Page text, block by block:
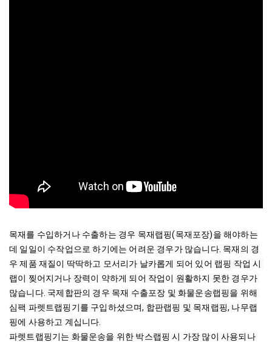
목재를 수입하거나 수출하는 경우 목재랩핑(목재포장)을 해야하는
데 일일이 수작업으로 하기에는 어려운 경우가 많습니다. 목재의 경
우 제품 재질이 딱딱하고 모서리가 날카롭게 되어 있어 랩핑 작업 시
랩이 찢어지거나 장력이 약하게 되어 작업이 원활하지 못한 경우가
많습니다. 국제합판의 경우 목재 수출포장 및 화물운송랩핑을 위해
심팩 파렛트랩핑기를 구입하셨으며, 합판랩핑 및 목재랩핑, 나무랩
핑에 사용하고 계십니다.
파렛트랩핑기는 화물운송을 위한 박스랩핑 시 가장 많이 사용되나